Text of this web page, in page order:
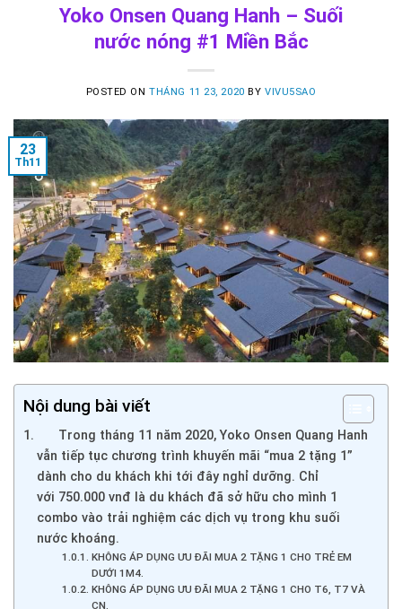
Yoko Onsen Quang Hanh – Suối
nước nóng #1 Miền Bắc
POSTED ONTHÁNG 11 23, 2020 BY VIVU5SAO
23
Th11
Nội dung bài viết
Trong tháng 11 năm 2020, Yoko Onsen Quang Hanh
vẫn tiếp tục chương trình khuyến mãi “mua 2 tặng 1”
dành cho du khách khi tới đây nghỉ dưỡng. Chỉ
với 750.000 vnđ là du khách đã sở hữu cho mình 1
combo vào trải nghiệm các dịch vụ trong khu suối
nước khoáng.
KHÔNG ÁP DỤNG ƯU ĐÃI MUA 2 TẶNG 1 CHO TRẺ EM
DƯỚI 1M4.
KHÔNG ÁP DỤNG ƯU ĐÃI MUA 2 TẶNG 1 CHO T6, T7 VÀ
CN.